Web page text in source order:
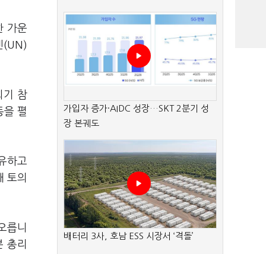
가운
(UN)
기 참
을 펼
하고
토의
릅니
총리
가입자 증가·AIDC 성장…SKT 2분기 성
장 본궤도
배터리 3사, 호남 ESS 시장서 ‘격돌’